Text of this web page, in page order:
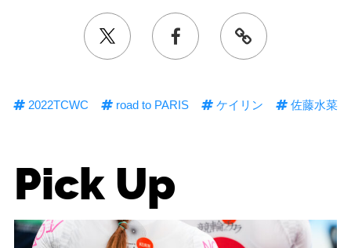
2022TCWC road to PARIS ケイリン 佐藤水菜
Pick Up